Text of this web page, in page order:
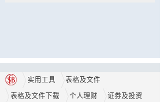
实用工具 表格及文件
表格及文件下载 个人理财 证券及投资